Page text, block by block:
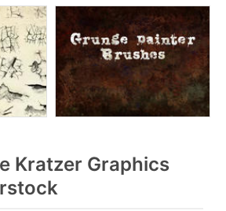
Kratzer Graphics